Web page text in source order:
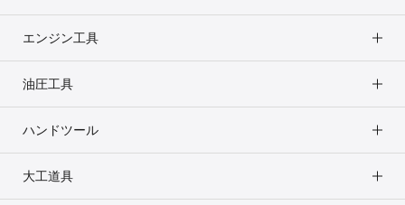
エンジン工具
油圧工具
ハンドツール
大工道具